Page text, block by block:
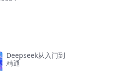
Deepseek从入门到
精通